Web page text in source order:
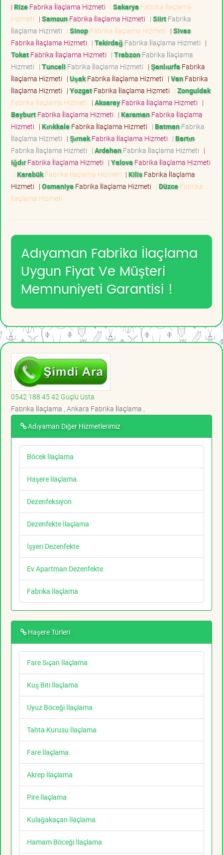
| RizeFabrika İlaçlama Hizmeti | Sakarya Fabrika İlaçlama
Hizmeti | SamsunFabrika İlaçlama Hizmeti | SiirtFabrika
İlaçlama Hizmeti | SinopFabrika İlaçlama Hizmeti | Sivas
Fabrika İlaçlama Hizmeti | Tekirdağ Fabrika İlaçlama Hizmeti |
TokatFabrika İlaçlama Hizmeti | TrabzonFabrika İlaçlama
Hizmeti | Tunceli Fabrika İlaçlama Hizmeti | Şanlıurfa Fabrika
İlaçlama Hizmeti | UşakFabrika İlaçlama Hizmeti | VanFabrika
İlaçlama Hizmeti | YozgatFabrika İlaçlama Hizmeti | Zonguldak
Fabrika İlaçlama Hizmeti | AksarayFabrika İlaçlama Hizmeti |
BayburtFabrika İlaçlama Hizmeti | KaramanFabrika İlaçlama
Hizmeti | KırıkkaleFabrika İlaçlama Hizmeti | BatmanFabrika
İlaçlama Hizmeti | ŞırnakFabrika İlaçlama Hizmeti | Bartın
Fabrika İlaçlama Hizmeti | ArdahanFabrika İlaçlama Hizmeti |
IğdırFabrika İlaçlama Hizmeti | Yalova Fabrika İlaçlama Hizmeti
| KarabükFabrika İlaçlama Hizmeti | KilisFabrika İlaçlama
Hizmeti | OsmaniyeFabrika İlaçlama Hizmeti | DüzceFabrika
İlaçlama Hizmeti
Adıyaman Fabrika İlaçlama
Uygun Fiyat Ve Müşteri
Memnuniyeti Garantisi !
0542 188 45 42 Güçlü Usta
Fabrika İlaçlama , Ankara Fabrika İlaçlama ,
Adıyaman Diğer Hizmetlerimiz
Böcek İlaçlama
Haşere İlaçlama
Dezenfeksiyon
Dezenfekte İlaçlama
İşyeri Dezenfekte
Ev Apartman Dezenfekte
Fabrika İlaçlama
Haşere Türleri
Fare Sıçan İlaçlama
Kuş Biti İlaçlama
Uyuz Böceği İlaçlama
Tahta Kurusu İlaçlama
Fare İlaçlama
Akrep İlaçlama
Pire İlaçlama
Kulağakaçan İlaçlama
Hamam Böceği İlaçlama